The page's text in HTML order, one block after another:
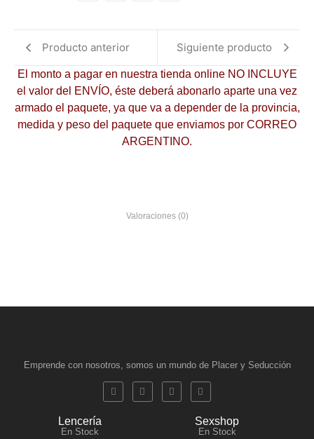
Producto anterior Siguiente producto
El monto a pagar en nuestra tienda online NO INCLUYE
el valor del ENVÍO, éste deberá abonarlo aparte una vez
armado el paquete, ya que va a depender de la provincia,
medida y peso del paquete que enviamos por CORREO
ARGENTINO.
Valoraciones (0)
Emprende con nosotros, somos un mundo de Placer y Seducción
Lencería
En Stock
Sexshop
En Stock